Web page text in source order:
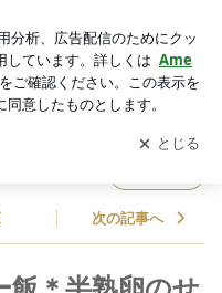
syunkon』」Powered by A
通知
を受け取りまし
開く
次の記事へ